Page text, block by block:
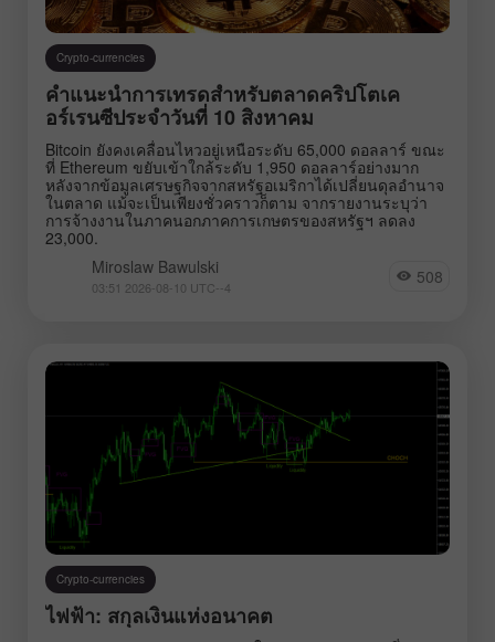
Instruments:
EURUSD
USDCHF
USDCAD
USDJPY
GBPJPY
EURGBP
EURJPY
NZDUSD
Silver
Gold
Go to the list of analysts
Bawulski Miroslaw
Crypto-currencies
คำแนะนำการเทรดสำหรับตลาดคริปโตเค
อร์เรนซีประจำวันที่ 10 สิงหาคม
Bitcoin ยังคงเคลื่อนไหวอยู่เหนือระดับ 65,000 ดอลลาร์ ขณะ
ที่ Ethereum ขยับเข้าใกล้ระดับ 1,950 ดอลลาร์อย่างมาก
หลังจากข้อมูลเศรษฐกิจจากสหรัฐอเมริกาได้เปลี่ยนดุลอำนาจ
ในตลาด แม้จะเป็นเพียงชั่วคราวก็ตาม จากรายงานระบุว่า
การจ้างงานในภาคนอกภาคการเกษตรของสหรัฐฯ ลดลง
23,000.
Miroslaw Bawulski
03:51 2026-08-10 UTC--4 508
Crypto-currencies
ไฟฟ้า: สกุลเงินแห่งอนาคต